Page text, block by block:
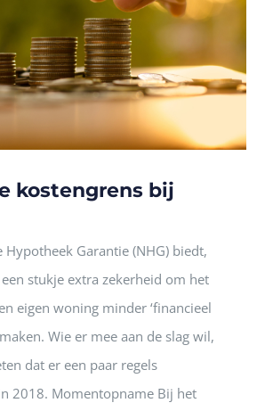
kostengrens bij
Hypotheek Garantie (NHG) biedt,
stukje extra zekerheid om het
eigen woning minder ‘financieel
Wie er mee aan de slag wil,
dat er een paar regels
2018. Momentopname Bij het